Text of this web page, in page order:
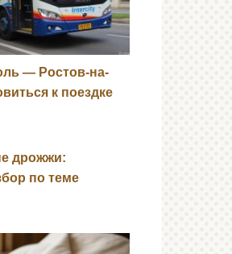
— Ростов-на-
к поездке
дрожжи:
по теме